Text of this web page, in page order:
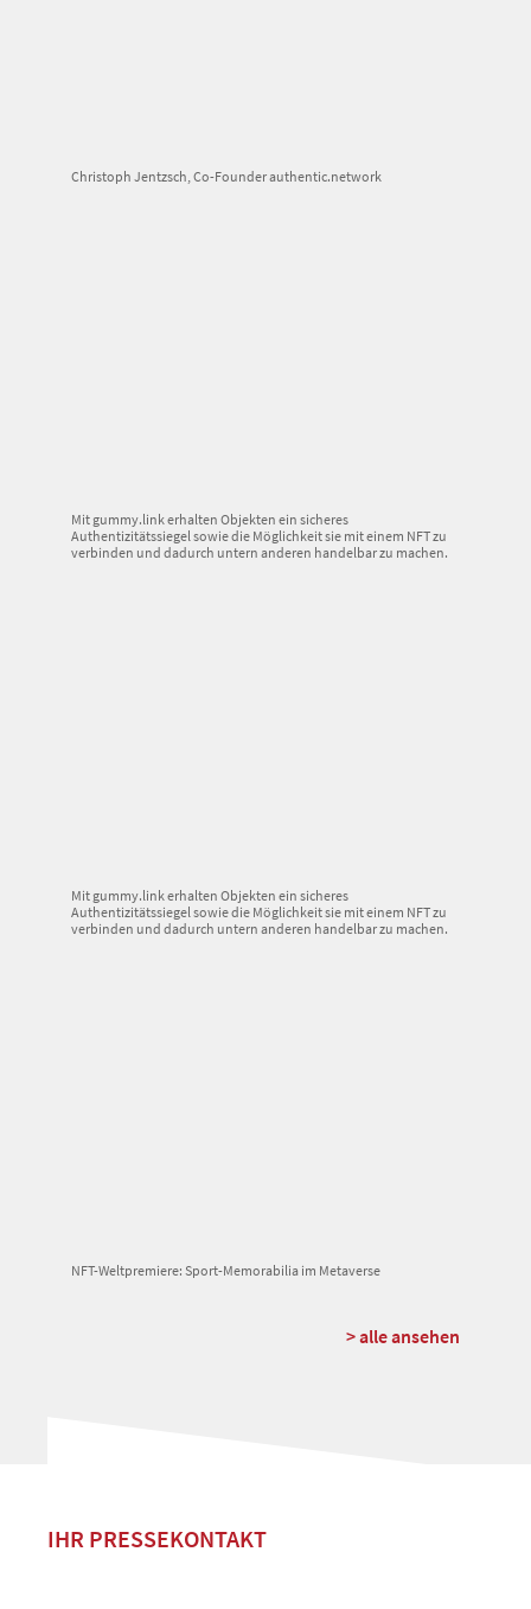
Christoph Jentzsch, Co-Founder authentic.network
Mit gummy.link erhalten Objekten ein sicheres
Authentizitätssiegel sowie die Möglichkeit sie mit einem NFT zu
verbinden und dadurch untern anderen handelbar zu machen.
Mit gummy.link erhalten Objekten ein sicheres
Authentizitätssiegel sowie die Möglichkeit sie mit einem NFT zu
verbinden und dadurch untern anderen handelbar zu machen.
NFT-Weltpremiere: Sport-Memorabilia im Metaverse
> alle ansehen
IHR PRESSEKONTAKT